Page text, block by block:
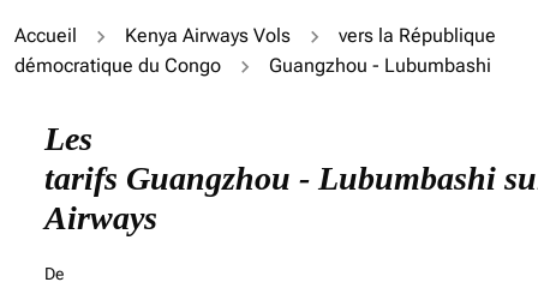
Accueil Kenya Airways Vols
vers la République
démocratique du Congo
Guangzhou - Lubumbashi
Les
tarifs Guangzhou - Lubumbashi
Airways
De
Essayez de mettre à jour votre itinéraire (origine et/